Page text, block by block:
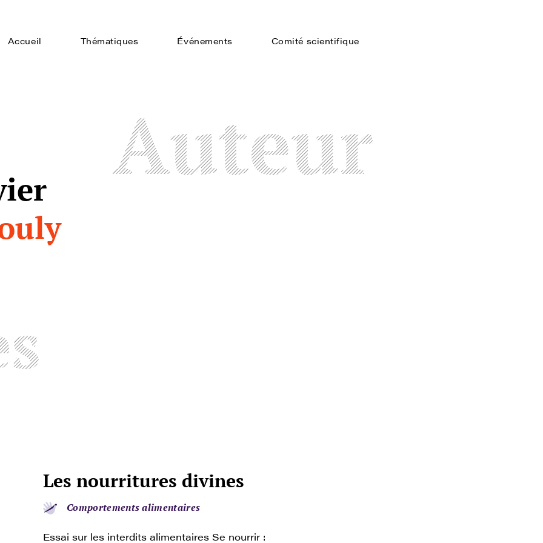
Accueil Thématiques Événements Comité scientifique
Auteur
Les nourritures divines
Comportements alimentaires
Essai sur les interdits alimentaires Se nourrir :